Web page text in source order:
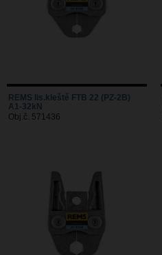
REMS lis.kleště FTB 22 (PZ-2B)
A1-32kN
Obj.č. 571436